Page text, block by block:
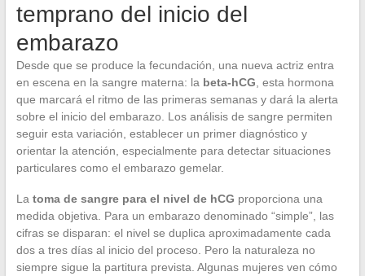
temprano del inicio del
embarazo
Desde que se produce la fecundación, una nueva actriz entra
en escena en la sangre materna: la beta-hCG , esta hormona
que marcará el ritmo de las primeras semanas y dará la alerta
sobre el inicio del embarazo. Los análisis de sangre permiten
seguir esta variación, establecer un primer diagnóstico y
orientar la atención, especialmente para detectar situaciones
particulares como el embarazo gemelar.
La toma de sangre para el nivel de hCG proporciona una
medida objetiva. Para un embarazo denominado “simple”, las
cifras se disparan: el nivel se duplica aproximadamente cada
dos a tres días al inicio del proceso. Pero la naturaleza no
siempre sigue la partitura prevista. Algunas mujeres ven cómo